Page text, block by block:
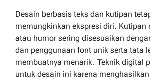
Desain berbasis teks dan kutipan
memungkinkan ekspresi diri. Kutipan
atau humor sering disesuaikan
dan penggunaan font unik serta tata
membuatnya menarik. Teknik digital
untuk desain ini karena